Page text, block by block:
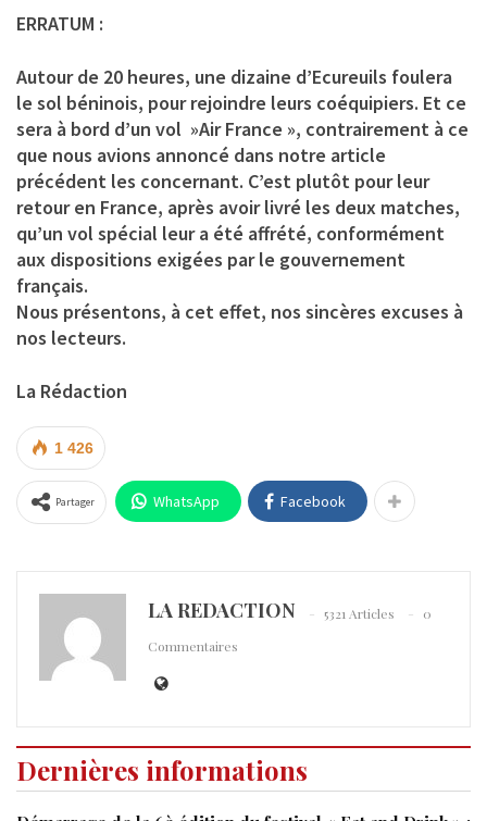
ERRATUM :
Autour de 20 heures, une dizaine d’Ecureuils foulera
le sol béninois, pour rejoindre leurs coéquipiers. Et ce
sera à bord d’un vol »Air France », contrairement à ce
que nous avions annoncé dans notre article
précédent les concernant. C’est plutôt pour leur
retour en France, après avoir livré les deux matches,
qu’un vol spécial leur a été affrété, conformément
aux dispositions exigées par le gouvernement
français.
Nous présentons, à cet effet, nos sincères excuses à
nos lecteurs.
La Rédaction
1 426
Partager WhatsApp Facebook
LA REDACTION 5321 Articles
0
Commentaires
Dernières informations